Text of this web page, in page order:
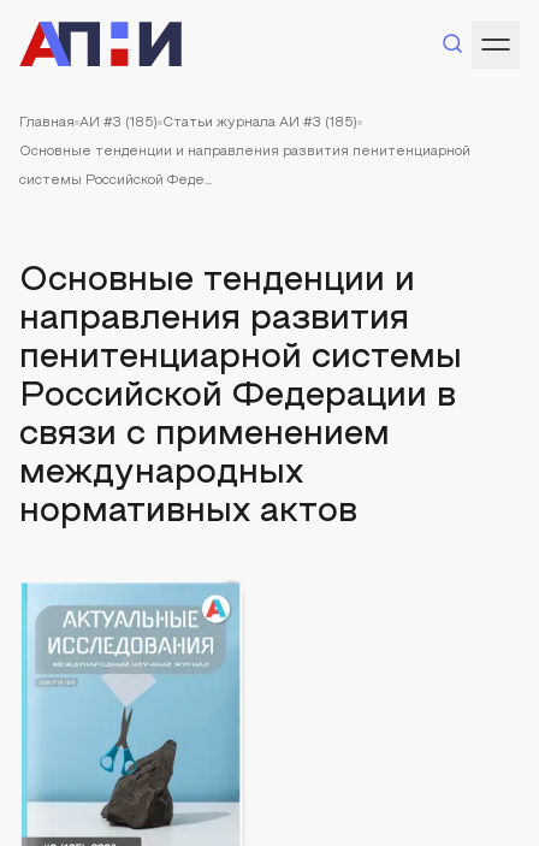
Главная АИ #3 (185) Статьи журнала АИ #3 (185)
Основные тенденции и направления развития пенитенциарной
системы Российской Феде...
Основные тенденции и
направления развития
пенитенциарной системы
Российской Федерации в
связи с применением
международных
нормативных актов